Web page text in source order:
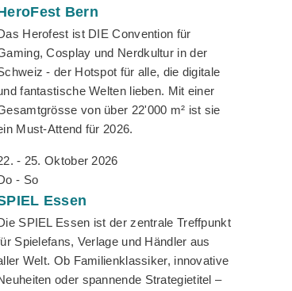
Bern
Herofest ist DIE Convention für
Cosplay und Nerdkultur in der
- der Hotspot für alle, die digitale
fantastische Welten lieben. Mit einer
von über 22'000 m² ist sie
Must-Attend für 2026.
- 25. Oktober 2026
- So
Essen
SPIEL Essen ist der zentrale Treffpunkt
Spielefans, Verlage und Händler aus
Welt. Ob Familienklassiker, innovative
oder spannende Strategietitel –